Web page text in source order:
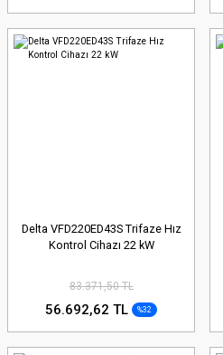
Delta VFD220ED43S Trifaze Hız
Kontrol Cihazı 22 kW
83.371,50 TL
56.692,62 TL %32